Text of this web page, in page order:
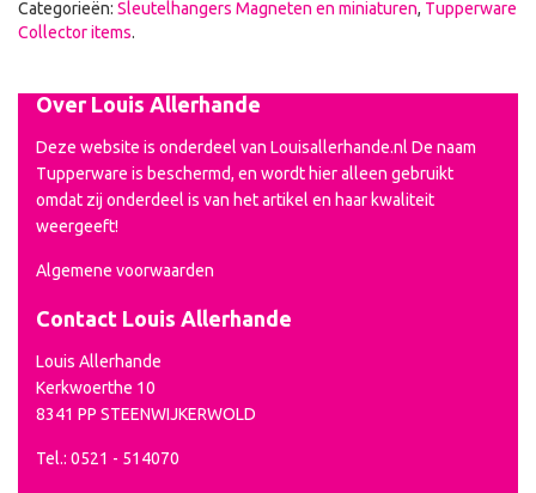
Categorieën: Sleutelhangers Magneten en miniaturen, Tupperware
Collector items.
Over Louis Allerhande
Deze website is onderdeel van Louisallerhande.nl De naam
Tupperware is beschermd, en wordt hier alleen gebruikt
omdat zij onderdeel is van het artikel en haar kwaliteit
weergeeft!
Algemene voorwaarden
Contact Louis Allerhande
Louis Allerhande
Kerkwoerthe 10
8341 PP STEENWIJKERWOLD
Tel.: 0521 - 514070